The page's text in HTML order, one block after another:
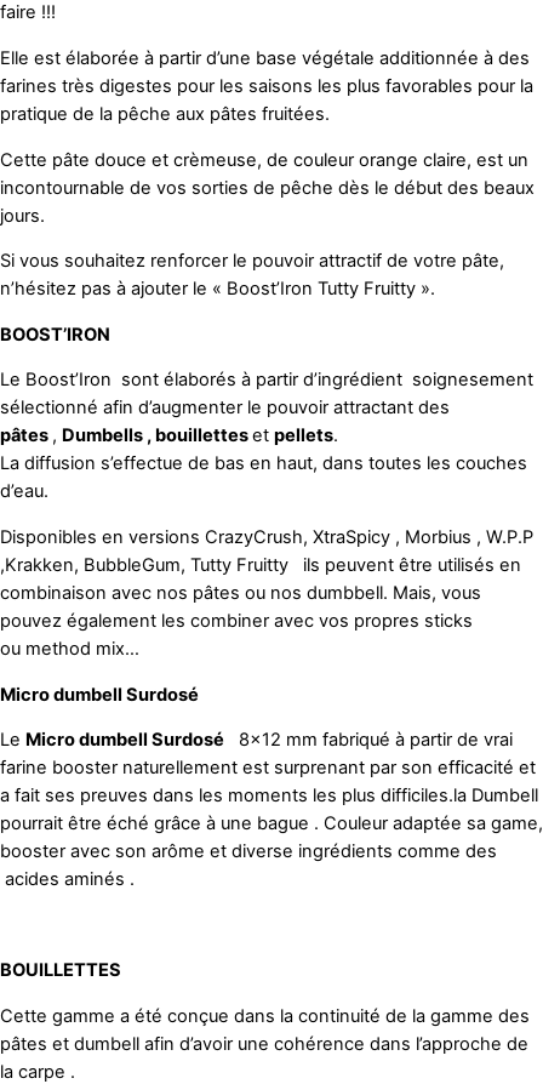
faire !!!
Elle est élaborée à partir d’une base végétale additionnée à des
farines très digestes pour les saisons les plus favorables pour la
pratique de la pêche aux pâtes fruitées.
Cette pâte douce et crèmeuse, de couleur orange claire, est un
incontournable de vos sorties de pêche dès le début des beaux
jours.
Si vous souhaitez renforcer le pouvoir attractif de votre pâte,
n’hésitez pas à ajouter le « Boost’Iron Tutty Fruitty ».
BOOST’IRON
Le Boost’Iron sont élaborés à partir d’ingrédient soignesement
sélectionné afin d’augmenter le pouvoir attractant des
pâtes , Dumbells , bouilletteset pellets.
La diffusion s’effectue de bas en haut, dans toutes les couches
d’eau.
Disponibles en versions CrazyCrush, XtraSpicy , Morbius , W.P.P
,Krakken, BubbleGum, Tutty Fruitty ils peuvent être utilisés en
combinaison avec nos pâtes ou nos dumbbell. Mais, vous
pouvez également les combiner avec vos propres sticks
ou method mix…
Micro dumbell Surdosé
Le Micro dumbell Surdosé 8×12 mm fabriqué à partir de vrai
farine booster naturellement est surprenant par son efficacité et
a fait ses preuves dans les moments les plus difficiles.la Dumbell
pourrait être éché grâce à une bague . Couleur adaptée sa game,
booster avec son arôme et diverse ingrédients comme des
acides aminés .
BOUILLETTES
Cette gamme a été conçue dans la continuité de la gamme des
pâtes et dumbell afin d’avoir une cohérence dans l’approche de
la carpe .